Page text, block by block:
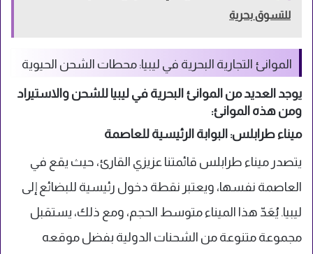
للتسوق بحرية
الموانئ التجارية البحرية في ليبيا: محطات الشحن الحيوية
يوجد العديد من الموانئ البحرية في ليبيا للشحن والاستيراد
ومن هذه الموانئ:
ميناء طرابلس: البوابة الرئيسية للعاصمة
يتصدر ميناء طرابلس قائمتنا عزيزي القارئ، حيث يقع في
العاصمة نفسها، ويعتبر نقطة دخول رئيسية للبضائع إلى
ليبيا. يُعَدّ هذا الميناء متوسط الحجم، ومع ذلك، يستقبل
مجموعة متنوعة من الشحنات الدولية بفضل موقعه